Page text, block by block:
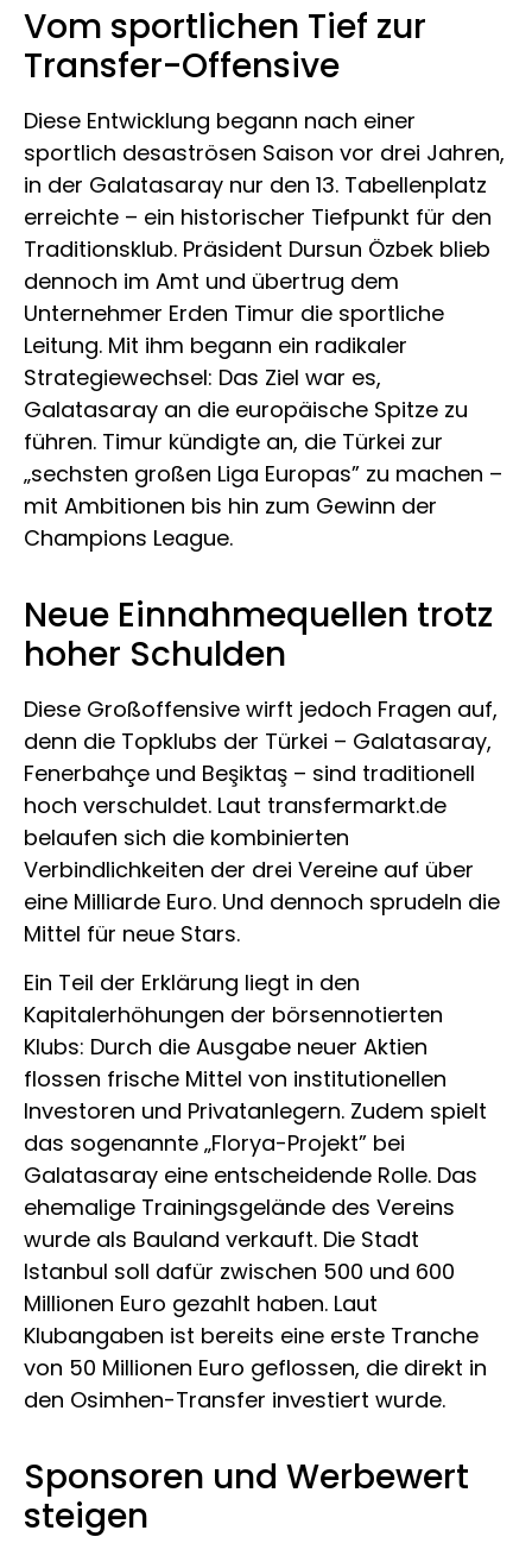
Vom sportlichen Tief zur
Transfer-Offensive
Diese Entwicklung begann nach einer
sportlich desaströsen Saison vor drei Jahren,
in der Galatasaray nur den 13. Tabellenplatz
erreichte – ein historischer Tiefpunkt für den
Traditionsklub. Präsident Dursun Özbek blieb
dennoch im Amt und übertrug dem
Unternehmer Erden Timur die sportliche
Leitung. Mit ihm begann ein radikaler
Strategiewechsel: Das Ziel war es,
Galatasaray an die europäische Spitze zu
führen. Timur kündigte an, die Türkei zur
„sechsten großen Liga Europas” zu machen –
mit Ambitionen bis hin zum Gewinn der
Champions League.
Neue Einnahmequellen trotz
hoher Schulden
Diese Großoffensive wirft jedoch Fragen auf,
denn die Topklubs der Türkei – Galatasaray,
Fenerbahçe und Beşiktaş – sind traditionell
hoch verschuldet. Laut transfermarkt.de
belaufen sich die kombinierten
Verbindlichkeiten der drei Vereine auf über
eine Milliarde Euro. Und dennoch sprudeln die
Mittel für neue Stars.
Ein Teil der Erklärung liegt in den
Kapitalerhöhungen der börsennotierten
Klubs: Durch die Ausgabe neuer Aktien
flossen frische Mittel von institutionellen
Investoren und Privatanlegern. Zudem spielt
das sogenannte „Florya-Projekt” bei
Galatasaray eine entscheidende Rolle. Das
ehemalige Trainingsgelände des Vereins
wurde als Bauland verkauft. Die Stadt
Istanbul soll dafür zwischen 500 und 600
Millionen Euro gezahlt haben. Laut
Klubangaben ist bereits eine erste Tranche
von 50 Millionen Euro geflossen, die direkt in
den Osimhen-Transfer investiert wurde.
Sponsoren und Werbewert
steigen